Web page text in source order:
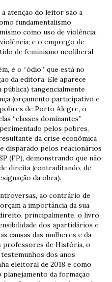
atenção do leitor são a
fundamentalismo
como uso de violência,
e o emprego de
de feminismo neoliberal.
é o “ódio”, que está no
da editora. Ele aparece
tangencialmente
(orçamento participativo e
de Porto Alegre, o
“classes dominantes”
pelos pobres,
da crise econômica
disparado pelos reacionários
(FP), demonstrando que não
direita (contraditando, de
da obra).
ao contrário de
a importância da sua
principalmente, o livro
dos apartidários e
causas das mulheres e da
professores de História, o
dos anos
eleitoral de 2018 e como
da formação